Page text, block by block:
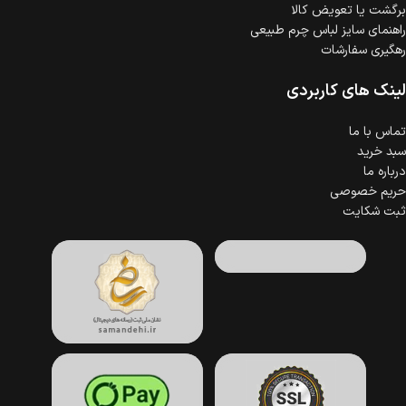
برگشت یا تعویض کالا
راهنمای سایز لباس چرم طبیعی
رهگیری سفارشات
لینک های کاربردی
تماس با ما
سبد خرید
درباره ما
حریم خصوصی
ثبت شکایت